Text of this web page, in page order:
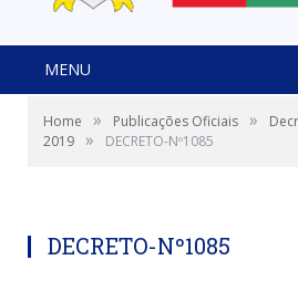
MENU
Home » Publicações Oficiais »
2019 » DECRETO-Nº1085
DECRETO-Nº1085